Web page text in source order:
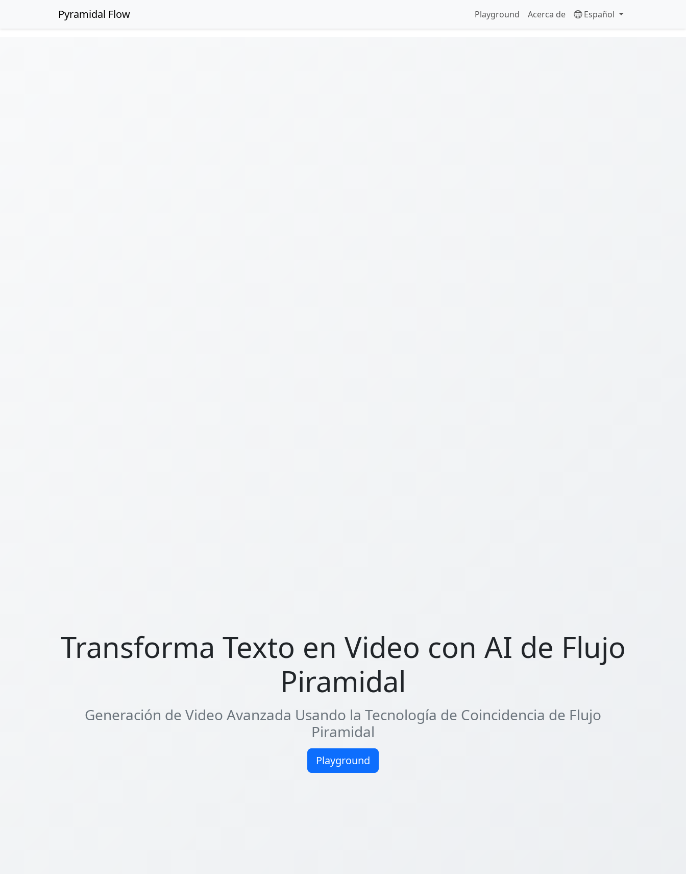
Pyramidal Flow Playground Acerca de Español
Transforma Texto en Video con AI de Flujo
Piramidal
Generación de Video Avanzada Usando la Tecnología de Coincidencia de Flujo
Piramidal
Playground